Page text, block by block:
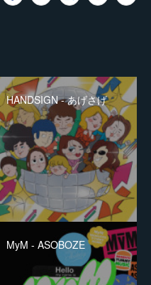
HANDSIGN - あげさげ
MyM - ASOBOZE